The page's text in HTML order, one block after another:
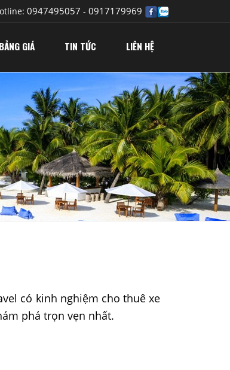
0947495057 - 0917179969
BẢNG GIÁ TIN TỨC LIÊN HỆ
có kinh nghiệm cho thuê xe
phá trọn vẹn nhất.